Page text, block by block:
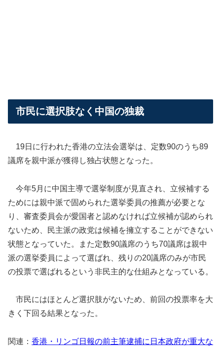
市民に選択肢なく中国の独裁
19日に行われた香港の立法会選挙は、定数90のうち89
議席を親中派が獲得し独占状態となった。
今年5月に中国主導で選挙制度が見直され、立候補する
ためには親中派で固められた選挙委員の推薦が必要とな
り、審査委員会が愛国者と認めなければ立候補が認められ
ないため、民主派の政党は候補を擁立することができない
状態となっていた。また定数90議席のうち70議席は親中
派の選挙委員によって選ばれ、残りの20議席のみが市民
の投票で選ばれるという非民主的な仕組みとなっている。
市民にはほとんど選択肢がないため、前回の投票率を大
きく下回る結果となった。
関連： 香港・リンゴ日報の前主筆逮捕に日本政府が重大な